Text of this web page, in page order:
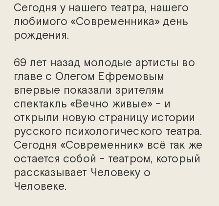
Сегодня у нашего театра, нашего
любимого «Современника» день
рождения.
69 лет назад молодые артисты во
главе с Олегом Ефремовым
впервые показали зрителям
спектакль «Вечно живые» – и
открыли новую страницу истории
русского психологического театра.
Сегодня «Современник» всё так же
остается собой – театром, который
рассказывает Человеку о
Человеке.